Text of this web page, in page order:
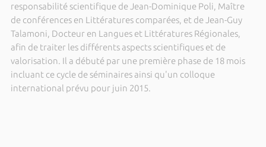
responsabilité scientifique de Jean-Dominique Poli, Maître
de conférences en Littératures comparées, et de Jean-Guy
Talamoni, Docteur en Langues et Littératures Régionales,
afin de traiter les différents aspects scientifiques et de
valorisation. Il a débuté par une première phase de 18 mois
incluant ce cycle de séminaires ainsi qu'un colloque
international prévu pour juin 2015.